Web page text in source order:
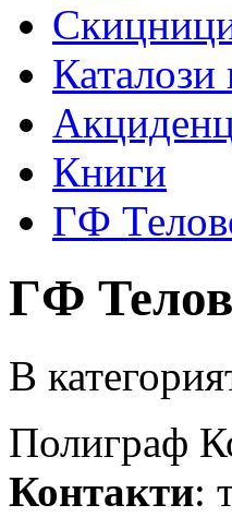
Книги
ГФ
ГФ
В
Полиграф
Контакти: